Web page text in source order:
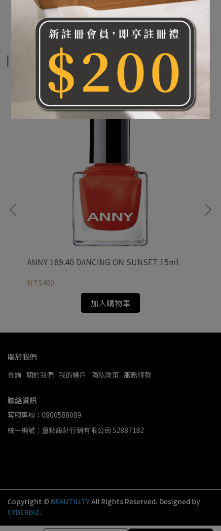
相關商品
ANNY 169.40 DANCING ON SUNSET 15ml
NT$480
加入購物車
關於我們
查詢 關於我們 我的帳戶 隱私政策 服務條款
聯絡資訊
客服專線：0800588089
統一編號：重點設計行銷有限公司 52887182
Copyright © BEAUTILITYAll Rights Reserved. Designed by
CYBERBIZ.